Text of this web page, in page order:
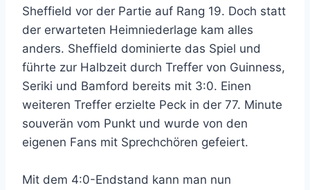
Sheffield vor der Partie auf Rang 19. Doch statt
der erwarteten Heimniederlage kam alles
anders. Sheffield dominierte das Spiel und
führte zur Halbzeit durch Treffer von Guinness,
Seriki und Bamford bereits mit 3:0. Einen
weiteren Treffer erzielte Peck in der 77. Minute
souverän vom Punkt und wurde von den
eigenen Fans mit Sprechchören gefeiert.
Mit dem 4:0-Endstand kann man nun